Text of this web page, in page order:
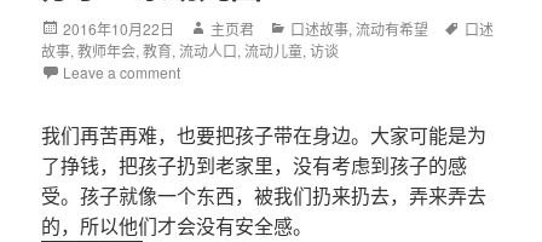
Posted
on
2016年10月22日 Author
主页君 Categories
口述故事,流动有希望 Tags
口述
故事,教师年会,教育,流动人口,流动儿童,访谈
Leave a comment
我们再苦再难，也要把孩子带在身边。大家可能是为
了挣钱，把孩子扔到老家里，没有考虑到孩子的感
受。孩子就像一个东西，被我们扔来扔去，弄来弄去
的，所以他们才会没有安全感。